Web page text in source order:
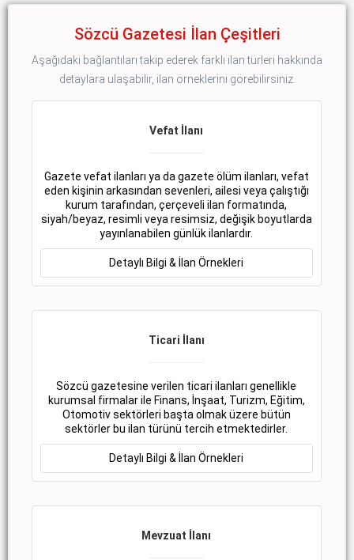
Sözcü Gazetesi İlan Çeşitleri
Aşağıdaki bağlantıları takip ederek farklı ilan türleri hakkında
detaylara ulaşabilir, ilan örneklerini görebilirsiniz.
Vefat İlanı
Gazete vefat ilanları ya da gazete ölüm ilanları, vefat
eden kişinin arkasından sevenleri, ailesi veya çalıştığı
kurum tarafından, çerçeveli ilan formatında,
siyah/beyaz, resimli veya resimsiz, değişik boyutlarda
yayınlanabilen günlük ilanlardır.
Detaylı Bilgi & İlan Örnekleri
Ticari İlanı
Sözcü gazetesine verilen ticari ilanları genellikle
kurumsal firmalar ile Finans, İnşaat, Turizm, Eğitim,
Otomotiv sektörleri başta olmak üzere bütün
sektörler bu ilan türünü tercih etmektedirler.
Detaylı Bilgi & İlan Örnekleri
Mevzuat İlanı